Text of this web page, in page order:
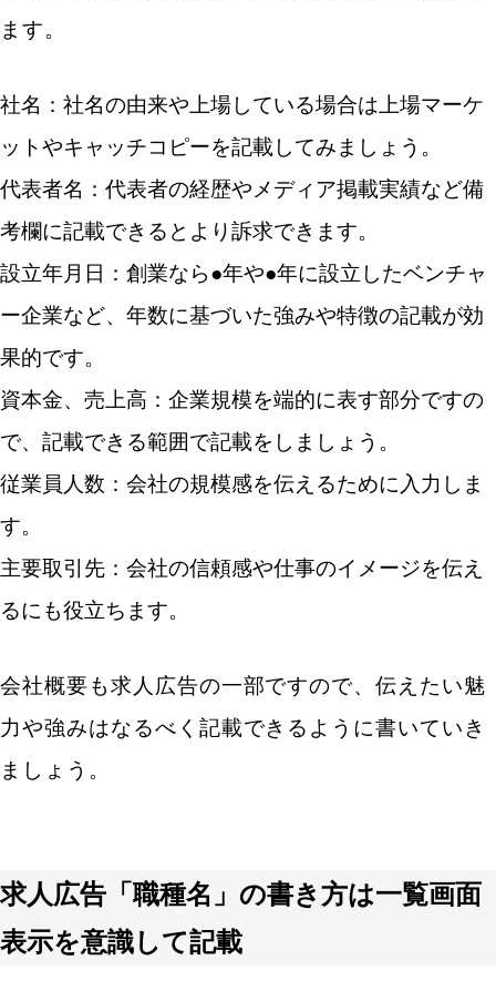
ます。
社名：社名の由来や上場している場合は上場マーケ
ットやキャッチコピーを記載してみましょう。
代表者名：代表者の経歴やメディア掲載実績など備
考欄に記載できるとより訴求できます。
設立年月日：創業なら●年や●年に設立したベンチャ
ー企業など、年数に基づいた強みや特徴の記載が効
果的です。
資本金、売上高：企業規模を端的に表す部分ですの
で、記載できる範囲で記載をしましょう。
従業員人数：会社の規模感を伝えるために入力しま
す。
主要取引先：会社の信頼感や仕事のイメージを伝え
るにも役立ちます。
会社概要も求人広告の一部ですので、伝えたい魅
力や強みはなるべく記載できるように書いていき
ましょう。
求人広告「職種名」の書き方は一覧画面
表示を意識して記載